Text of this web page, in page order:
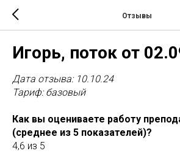
Отзывы
Игорь, поток от
Дата отзыва: 10.10.24
Тариф: базовый
Как вы оцениваете работу
(среднее из 5 показателей)?
4,6 из 5